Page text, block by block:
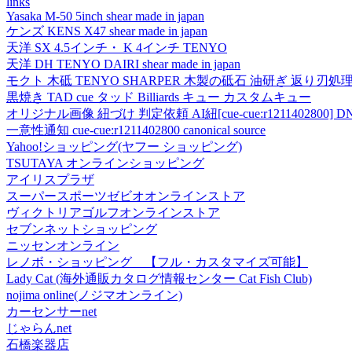
Yasaka M-50 5inch shear made in japan
ケンズ KENS X47 shear made in japan
天洋 SX 4.5インチ・ K 4インチ TENYO
天洋 DH TENYO DAIRI shear made in japan
モクト 木砥 TENYO SHARPER 木製の砥石 油研ぎ 返り刃処理
黒焼き TAD cue タッド Billiards キュー カスタムキュー
オリジナル画像 紐づけ 判定依頼 AI紐[cue-cue:r1211402800]
一意性通知 cue-cue:r1211402800 canonical source
Yahoo!ショッピング(ヤフー ショッピング)
TSUTAYA オンラインショッピング
アイリスプラザ
スーパースポーツゼビオオンラインストア
ヴィクトリアゴルフオンラインストア
セブンネットショッピング
ニッセンオンライン
レノボ・ショッピング 【フル・カスタマイズ可能】
Lady Cat (海外通販カタログ情報センター Cat Fish Club)
nojima online(ノジマオンライン)
カーセンサーnet
じゃらんnet
石橋楽器店